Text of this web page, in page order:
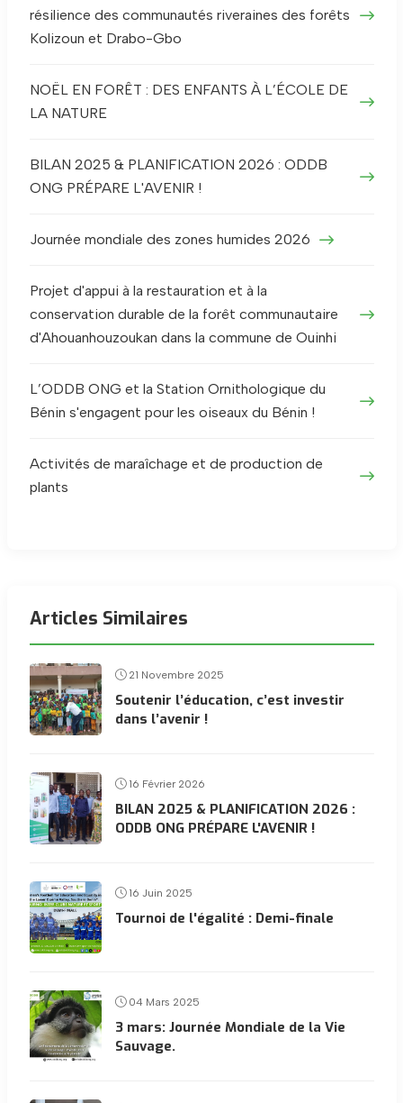
résilience des communautés riveraines des forêts
Kolizoun et Drabo-Gbo
NOËL EN FORÊT : DES ENFANTS À L’ÉCOLE DE
LA NATURE
BILAN 2025 & PLANIFICATION 2026 : ODDB
ONG PRÉPARE L'AVENIR !
Journée mondiale des zones humides 2026
Projet d'appui à la restauration et à la
conservation durable de la forêt communautaire
d'Ahouanhouzoukan dans la commune de Ouinhi
L’ODDB ONG et la Station Ornithologique du
Bénin s'engagent pour les oiseaux du Bénin !
Activités de maraîchage et de production de
plants
Articles Similaires
21 Novembre 2025
Soutenir l’éducation, c’est investir
dans l’avenir !
16 Février 2026
BILAN 2025 & PLANIFICATION 2026 :
ODDB ONG PRÉPARE L'AVENIR !
16 Juin 2025
Tournoi de l'égalité : Demi-finale
04 Mars 2025
3 mars: Journée Mondiale de la Vie
Sauvage.